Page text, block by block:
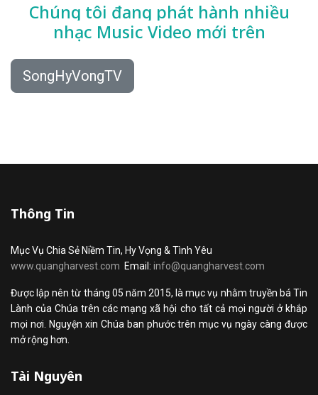
Chúng tôi đang phát hành nhiều
nhạc Music Video mới trên
SongHyVongTV
Thông Tin
Mục Vụ Chia Sẻ Niềm Tin, Hy Vọng & Tình Yêu
www.quangharvest.com Email: info@quangharvest.com
Được lập nên từ tháng 05 năm 2015, là mục vụ nhằm truyền bá Tin
Lành của Chúa trên các mạng xã hội cho tất cả mọi người ở khắp
mọi nơi. Nguyện xin Chúa ban phước trên mục vụ ngày càng được
mở rộng hơn.
Tài Nguyên